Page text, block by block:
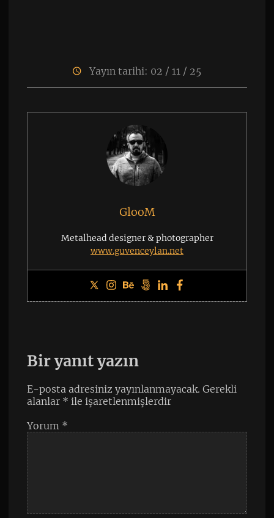
Yayın tarihi: 02 / 11 / 25
GlooM
Metalhead designer & photographer
www.guvenceylan.net
Bir yanıt yazın
E-posta adresiniz yayınlanmayacak. Gerekli
alanlar * ile işaretlenmişlerdir
Yorum *